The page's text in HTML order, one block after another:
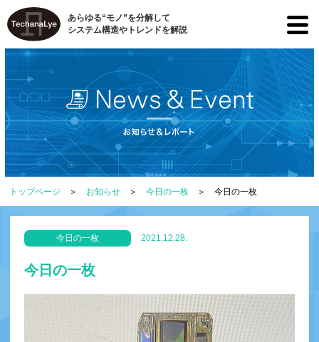
あらゆる“モノ”を分解して
システム構造やトレンドを解説
トップページ お知らせ 今日の一枚 今日の一枚
今日の一枚
今日の一枚 2021.12.28.